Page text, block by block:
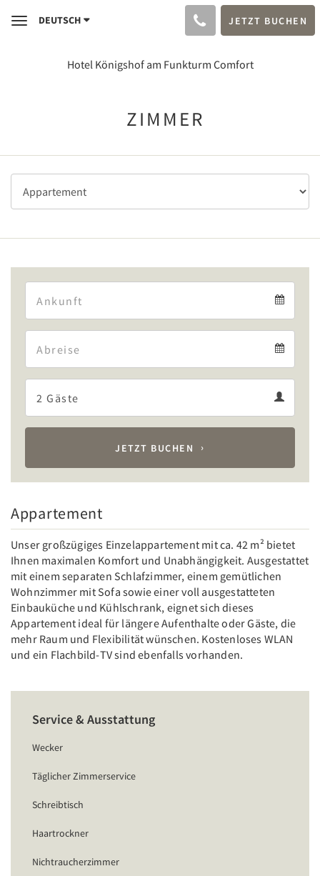
ToggleDEUTSCH JETZT BUCHEN
Hotel Königshof am Funkturm Comfort
ZIMMER
JETZT BUCHEN
Appartement
Unser großzügiges Einzelappartement mit ca. 42 m² bietet
Ihnen maximalen Komfort und Unabhängigkeit. Ausgestattet
mit einem separaten Schlafzimmer, einem gemütlichen
Wohnzimmer mit Sofa sowie einer voll ausgestatteten
Einbauküche und Kühlschrank, eignet sich dieses
Appartement ideal für längere Aufenthalte oder Gäste, die
mehr Raum und Flexibilität wünschen. Kostenloses WLAN
und ein Flachbild-TV sind ebenfalls vorhanden.
Service & Ausstattung
Wecker
Täglicher Zimmerservice
Schreibtisch
Haartrockner
Nichtraucherzimmer